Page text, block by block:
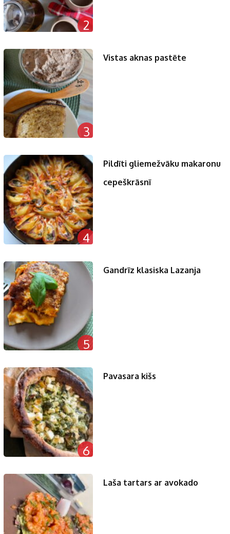
2
3
Vistas aknas pastēte
4
Pildīti gliemežvāku makaronu
cepeškrāsnī
5
Gandrīz klasiska Lazanja
6
Pavasara kišs
Laša tartars ar avokado